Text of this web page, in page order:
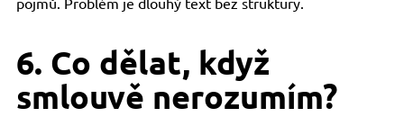
6. Co dělat, když
smlouvě nerozumím?